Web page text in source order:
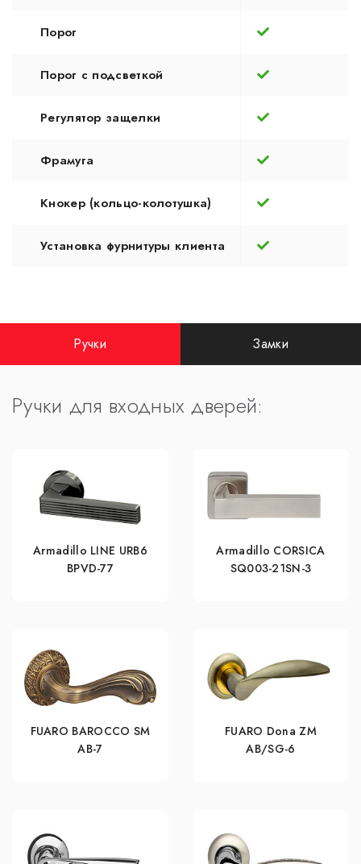
Порог
Порог с подсветкой
Регулятор защелки
Фрамуга
Кнокер (кольцо-колотушка)
Установка фурнитуры клиента
Ручки Замки
Ручки для входных дверей:
Armadillo LINE URB6
BPVD-77
Armadillo CORSICA
SQ003-21SN-3
FUARO BAROCCO SM
AB-7
FUARO Dona ZM
AB/SG-6